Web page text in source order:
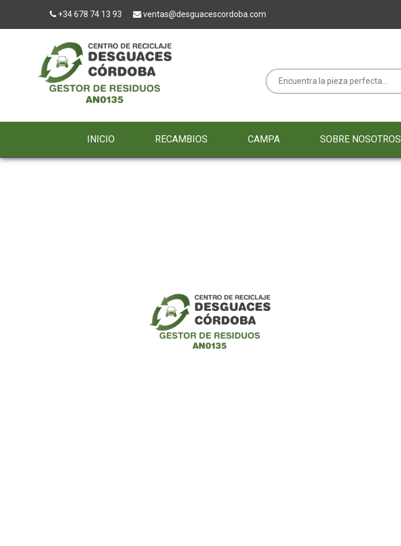
+34 678 74 13 93 ventas@desguacescordoba.com
INICIO RECAMBIOS CAMPA SOBRE NOSOTROS